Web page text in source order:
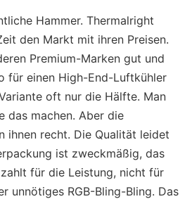
Hammer. Thermalright
den Markt mit ihren Preisen.
Premium-Marken gut und
für einen High-End-Luftkühler
oft nur die Hälfte. Man
das machen. Aber die
ihnen recht. Die Qualität leidet
ist zweckmäßig, das
für die Leistung, nicht für
unnötiges RGB-Bling-Bling. Das